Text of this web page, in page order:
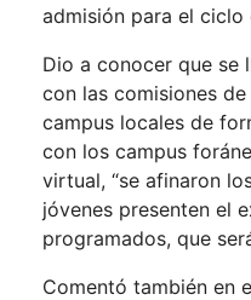
admisión para el ciclo
Dio a conocer que se
con las comisiones
campus locales de
con los campus
virtual, “se afinaron
jóvenes presenten el
programados, que
Comentó también en